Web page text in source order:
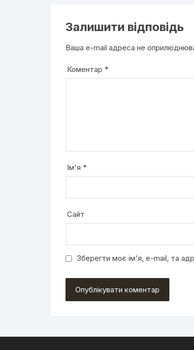
Залишити відповідь
Ваша e-mail адреса не
Коментар *
Ім'я *
Сайт
Зберегти моє ім'я, e-mail, та